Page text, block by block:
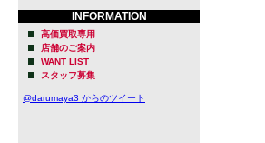
INFORMATION
高価買取専用
店舗のご案内
WANT LIST
スタッフ募集
@darumaya3 からのツイート